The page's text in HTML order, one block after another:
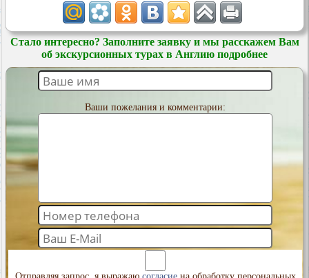
Стало интересно? Заполните заявку и мы расскажем Вам
об экскурсионных турах в Англию подробнее
Ваши пожелания и комментарии: